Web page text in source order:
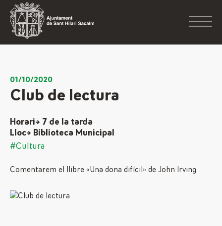
01/10/2020
Club de lectura
Horari→ 7 de la tarda
Lloc→ Biblioteca Municipal
#Cultura
Comentarem el llibre «Una dona difícil» de John Irving